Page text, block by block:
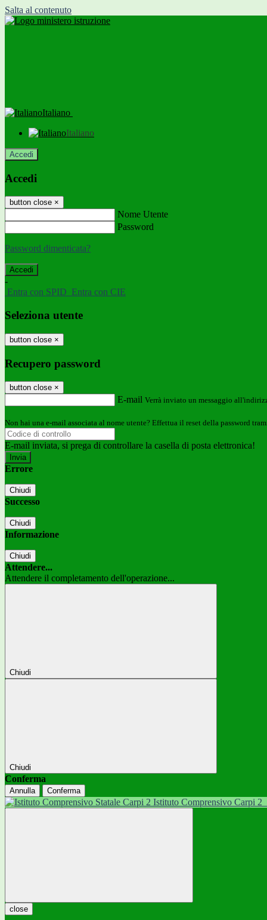
Salta al contenuto
Italiano
Italiano
Accedi
Accedi
button close ×
Nome Utente
Password
Password dimenticata?
-
Entra con SPID Entra con CIE
Seleziona utente
button close ×
Recupero password
button close ×
E-mail Verrà inviato un messaggio
Non hai una e-mail associata al nome utente? Effettua il reset della password
E-mail inviata, si prega di controllare la casella di posta elettronica!
Errore
Chiudi
Successo
Chiudi
Informazione
Chiudi
Attendere...
Attendere il completamento dell'operazione...
Chiudi
Chiudi
Conferma
Annulla Conferma
Istituto Comprensivo Carpi 2
close